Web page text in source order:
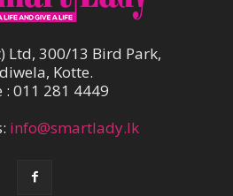
Ltd, 300/13 Bird Park,
Kotte.
: 011 281 4449
info@smartlady.lk